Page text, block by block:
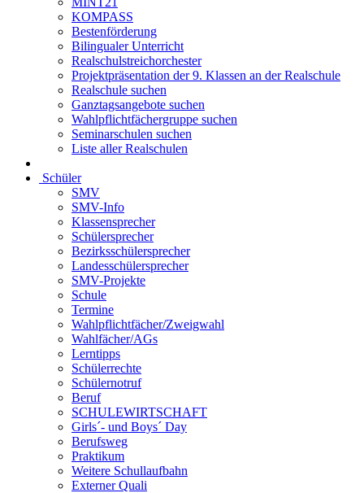
KOMPASS
Bestenförderung
Bilingualer Unterricht
Realschulstreichorchester
Projektpräsentation der 9. Klassen an der Realschule
Realschule suchen
Ganztagsangebote suchen
Wahlpflichtfächergruppe suchen
Seminarschulen suchen
Liste aller Realschulen
Schüler
SMV
SMV-Info
Klassensprecher
Schülersprecher
Bezirksschülersprecher
Landesschülersprecher
SMV-Projekte
Schule
Termine
Wahlpflichtfächer/Zweigwahl
Wahlfächer/AGs
Lerntipps
Schülerrechte
Schülernotruf
Beruf
SCHULEWIRTSCHAFT
Girls´- und Boys´ Day
Berufsweg
Praktikum
Weitere Schullaufbahn
Externer Quali